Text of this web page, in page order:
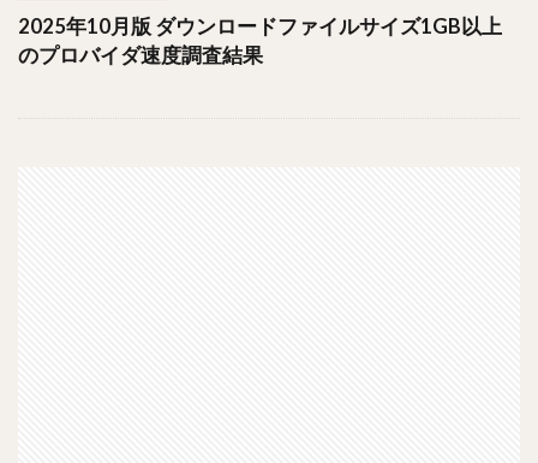
2025年10月版 ダウンロードファイルサイズ1GB以上
のプロバイダ速度調査結果